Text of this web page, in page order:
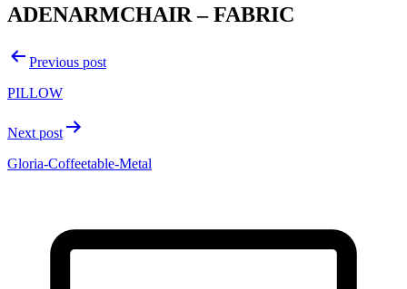
ADENARMCHAIR – FABRIC
Beitragsnavigation
Previous post
PILLOW
Next post
Gloria-Coffeetable-Metal